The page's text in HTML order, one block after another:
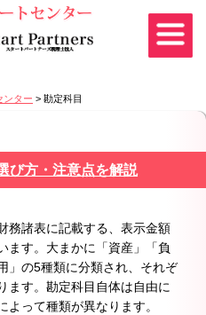
ンター > 勘定科目
び方・注意点を解説
務諸表に記載する、表示金額
ます。大まかに「資産」「負
」の5種類に分類され、それぞ
ます。勘定科目自体は自由に
って種類が異なります。